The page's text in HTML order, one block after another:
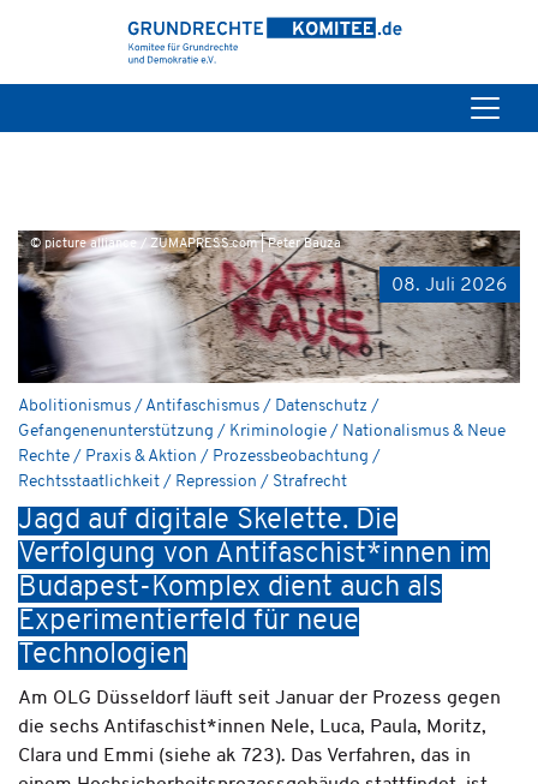
08. Juli 2026
© picture alliance / ZUMAPRESS.com | Peter Bauza
Abolitionismus / Antifaschismus / Datenschutz /
Gefangenenunterstützung / Kriminologie / Nationalismus & Neue
Rechte / Praxis & Aktion / Prozessbeobachtung /
Rechtsstaatlichkeit / Repression / Strafrecht
Jagd auf digitale Skelette. Die
Verfolgung von Antifaschist*innen im
Budapest-Komplex dient auch als
Experimentierfeld für neue
Technologien
Am OLG Düsseldorf läuft seit Januar der Prozess gegen
die sechs Antifaschist*innen Nele, Luca, Paula, Moritz,
Clara und Emmi (siehe ak 723). Das Verfahren, das in